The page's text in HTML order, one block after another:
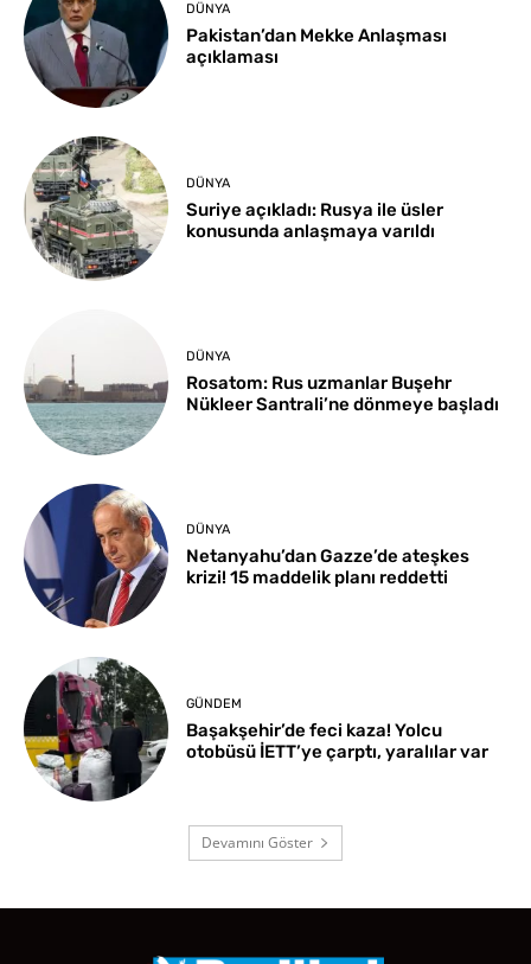
DÜNYA
Pakistan’dan Mekke Anlaşması
açıklaması
DÜNYA
Suriye açıkladı: Rusya ile üsler
konusunda anlaşmaya varıldı
DÜNYA
Rosatom: Rus uzmanlar Buşehr
Nükleer Santrali’ne dönmeye başladı
DÜNYA
Netanyahu’dan Gazze’de ateşkes
krizi! 15 maddelik planı reddetti
GÜNDEM
Başakşehir’de feci kaza! Yolcu
otobüsü İETT’ye çarptı, yaralılar var
Devamını Göster